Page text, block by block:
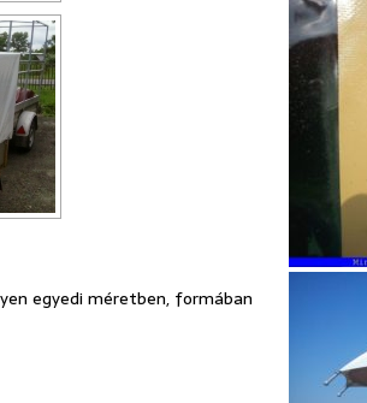
egyedi méretben, formában